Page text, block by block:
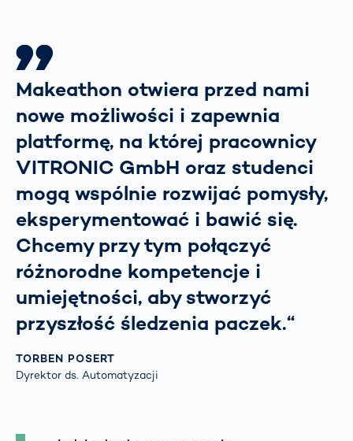
Makeathon otwiera przed nami
nowe możliwości i zapewnia
platformę, na której pracownicy
VITRONIC GmbH oraz studenci
mogą wspólnie rozwijać pomysły,
eksperymentować i bawić się.
Chcemy przy tym połączyć
różnorodne kompetencje i
umiejętności, aby stworzyć
przyszłość śledzenia paczek.“
TORBEN POSERT
Dyrektor ds. Automatyzacji